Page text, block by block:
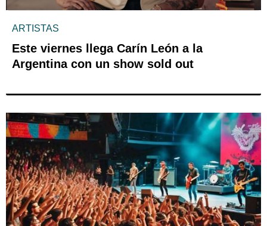
ARTISTAS
Este viernes llega Carín León a la
Argentina con un show sold out